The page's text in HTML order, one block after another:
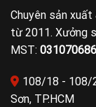
Chuyên sản
từ 2011. Xưởng
MST:
108/18 - 108/
Sơn, TP.HCM